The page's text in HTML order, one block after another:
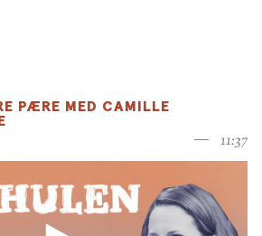
PÆRE MED CAMILLE
11:37